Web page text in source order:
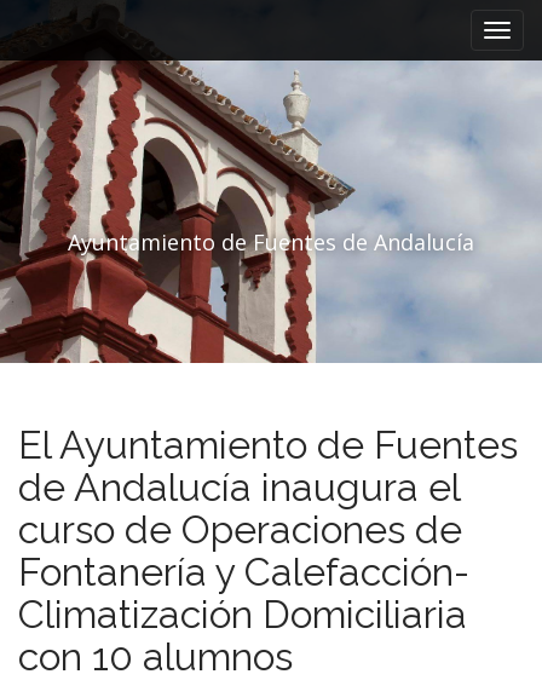
Menú principal
Saltar al contenido
Ayuntamiento de Fuentes de Andalucía
El Ayuntamiento de Fuentes
de Andalucía inaugura el
curso de Operaciones de
Fontanería y Calefacción-
Climatización Domiciliaria
con 10 alumnos